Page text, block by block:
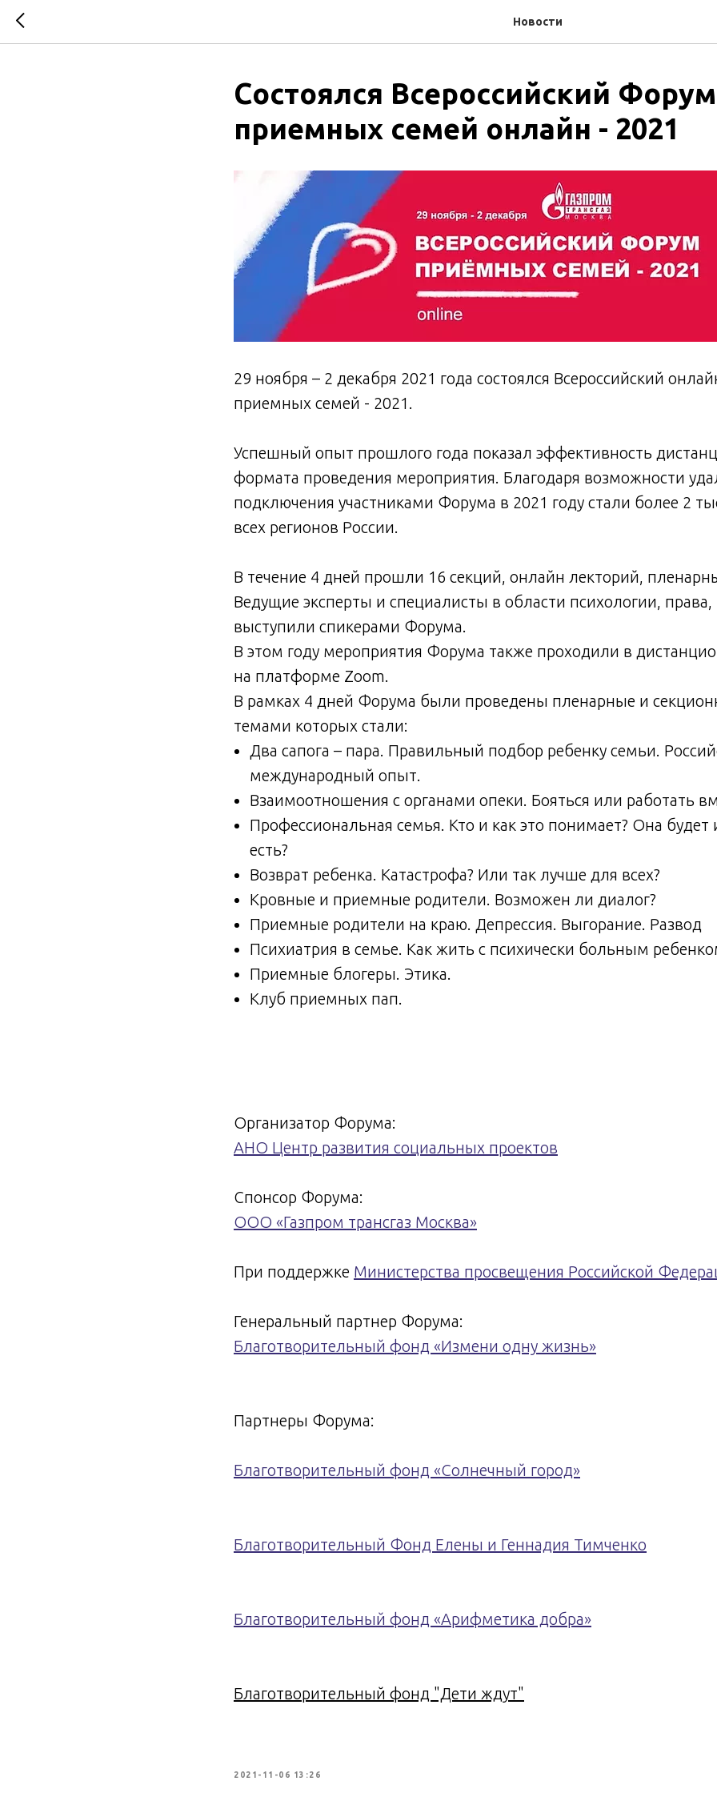
Новости
Состоялся Всероссийский Форум
приемных семей онлайн - 2021
29 ноября – 2 декабря 2021 года состоялся Всероссийский
приемных семей - 2021.
Успешный опыт прошлого года показал эффективность
формата проведения мероприятия. Благодаря возможности
подключения участниками Форума в 2021 году стали более 2
всех регионов России.
В течение 4 дней прошли 16 секций, онлайн лекторий,
Ведущие эксперты и специалисты в области психологии,
выступили спикерами Форума.
В этом году мероприятия Форума также проходили в
на платформе Zoom.
В рамках 4 дней Форума были проведены пленарные и
темами которых стали:
Два сапога – пара. Правильный подбор ребенку семьи.
международный опыт.
Взаимоотношения с органами опеки. Бояться или работать
Профессиональная семья. Кто и как это понимает? Она будет
есть?
Возврат ребенка. Катастрофа? Или так лучше для всех?
Кровные и приемные родители. Возможен ли диалог?
Приемные родители на краю. Депрессия. Выгорание. Развод
Психиатрия в семье. Как жить с психически больным
Приемные блогеры. Этика.
Клуб приемных пап.
Организатор Форума:
АНО Центр развития социальных проектов
Спонсор Форума:
ООО «Газпром трансгаз Москва»
При поддержке Министерства просвещения Российской
Генеральный партнер Форума:
Благотворительный фонд «Измени одну жизнь»
Партнеры Форума:
Благотворительный фонд «Солнечный город»
Благотворительный Фонд Елены и Геннадия Тимченко
Благотворительный фонд «Арифметика добра»
Благотворительный фонд "Дети ждут"
2021-11-06 13:26